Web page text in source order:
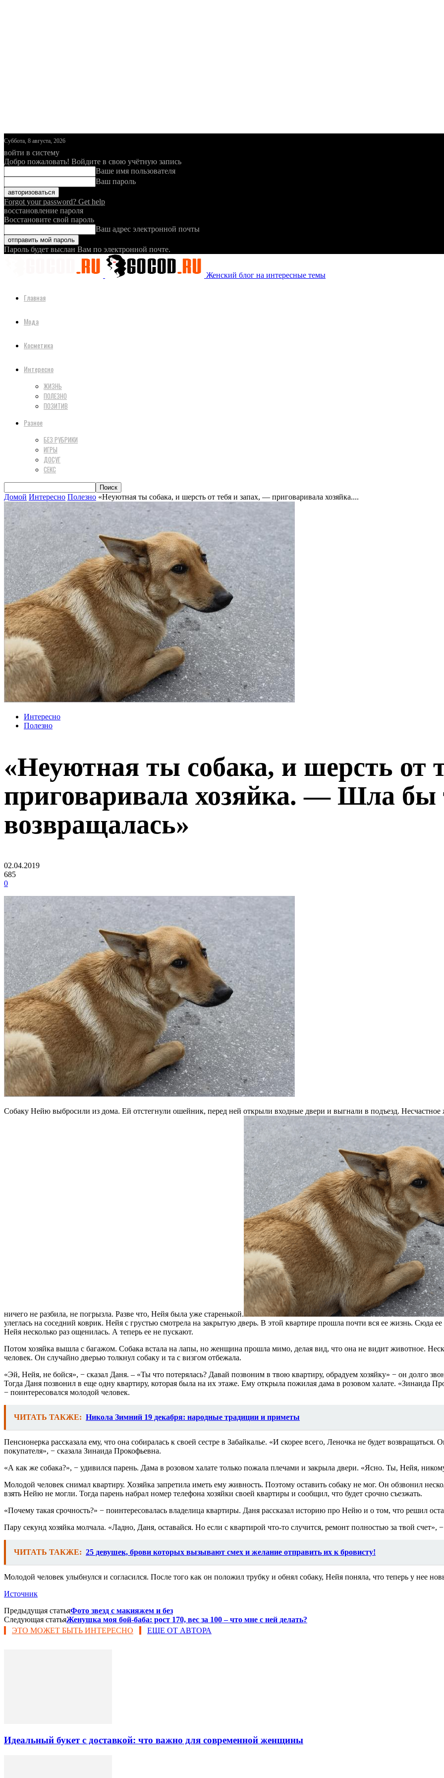
Суббота, 8 августа, 2026
войти в систему
Добро пожаловать! Войдите в свою учётную запись
Ваше имя пользователя
Ваш пароль
Forgot your password? Get help
восстановление пароля
Восстановите свой пароль
Ваш адрес электронной почты
Пароль будет выслан Вам по электронной почте.
Женский блог на интересные темы
Главная
Мода
Косметика
Интересно
ЖИЗНЬ
ПОЛЕЗНО
ПОЗИТИВ
Разное
БЕЗ РУБРИКИ
ИГРЫ
ДОСУГ
СЕКС
Домой Интересно Полезно «Неуютная ты собака, и шерсть от тебя и запах, — приговаривала хозяйка....
Интересно
Полезно
«Неуютная ты собака, и шерсть от
приговаривала хозяйка. — Шла бы
возвращалась»
02.04.2019
685
0
Собаку Нейю выбросили из дома. Ей отстегнули ошейник, перед ней открыли входные двери и выгнали в подъезд. Несчастное
ничего не разбила, не погрызла. Разве что, Нейя была уже старенькой.
улеглась на соседний коврик. Нейя с грустью смотрела на закрытую дверь. В этой квартире прошла почти вся ее жизнь. Сюда
Нейя несколько раз ощенилась. А теперь ее не пускают.
Потом хозяйка вышла с багажом. Собака встала на лапы, но женщина прошла мимо, делая вид, что она не видит животное.
человек. Он случайно дверью толкнул собаку и та с визгом отбежала.
«Эй, Нейя, не бойся», − сказал Даня. – «Ты что потерялась? Давай позвоним в твою квартиру, обрадуем хозяйку» − он долго
Тогда Даня позвонил в еще одну квартиру, которая была на их этаже. Ему открыла пожилая дама в розовом халате. «Зинаида
− поинтересовался молодой человек.
ЧИТАТЬ ТАКЖЕ: Никола Зимний 19 декабря: народные традиции и приметы
Пенсионерка рассказала ему, что она собиралась к своей сестре в Забайкалье. «И скорее всего, Леночка не будет
покупателя», − сказала Зинаида Прокофьевна.
«А как же собака?», − удивился парень. Дама в розовом халате только пожала плечами и закрыла двери. «Ясно. Ты, Нейя,
Молодой человек снимал квартиру. Хозяйка запретила иметь ему живность. Поэтому оставить собаку не мог. Он обзвонил
взять Нейю не могли. Тогда парень набрал номер телефона хозяйки своей квартиры и сообщил, что будет срочно съезжать.
«Почему такая срочность?» − поинтересовалась владелица квартиры. Даня рассказал историю про Нейю и о том, что решил
Пару секунд хозяйка молчала. «Ладно, Даня, оставайся. Но если с квартирой что-то случится, ремонт полностью за твой счет»,
ЧИТАТЬ ТАКЖЕ: 25 девушек, брови которых вызывают смех и желание отправить их к бровисту!
Молодой человек улыбнулся и согласился. После того как он положил трубку и обнял собаку, Нейя поняла, что теперь у нее
Источник
Предыдущая статьяФото звезд с макияжем и без
Следующая статьяЖенушка моя бой-баба: рост 170, вес за 100 – что мне с ней делать?
ЭТО МОЖЕТ БЫТЬ ИНТЕРЕСНО
ЕЩЕ ОТ АВТОРА
Идеальный букет с доставкой: что важно для современной женщины